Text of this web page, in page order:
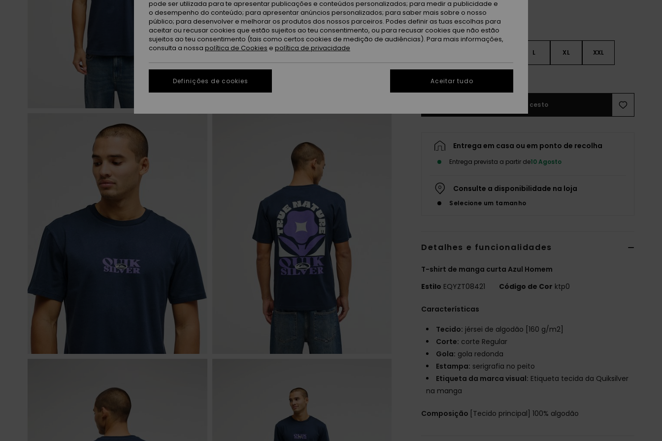
L XL XXL
Adicionar ao cesto
Entrega em casa ou em ponto de recolha
Entrega prevista a partir de10 Agosto
Consulte a disponibilidade na loja
Selecione um tamanho
Detalhes e funcionalidades
T-shirt de manga curta Azul Homem
Estilo EQYZT08421 Código de Cor ktp0
Características
Tecido: jérsei de algodão [160 g/m2]
Corte: corte Regular
Gola: gola redonda
Estampa: serigrafia no peito
Etiqueta da marca visual: Etiqueta tecida da Quiksilver
na manga
Composição [Tecido principal] 100% algodão
pode ser utilizada para te apresentar publicações e conteúdos personalizados; para medir a publicidade e
o desempenho do conteúdo; para apresentar anúncios personalizados; para saber mais sobre o nosso
público; para desenvolver e melhorar os produtos dos nossos parceiros. Podes definir as tuas escolhas para
aceitar ou recusar cookies que estão sujeitos ao teu consentimento, ou para recusar cookies que não estão
sujeitos ao teu consentimento (tais como certos cookies de medição de audiências). Para mais informações,
consulta a nossa política de Cookies e política de privacidade
Definições de cookies Aceitar tudo